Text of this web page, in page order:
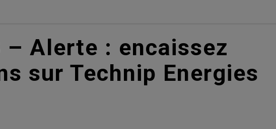
– Alerte : encaissez
sur Technip Energies